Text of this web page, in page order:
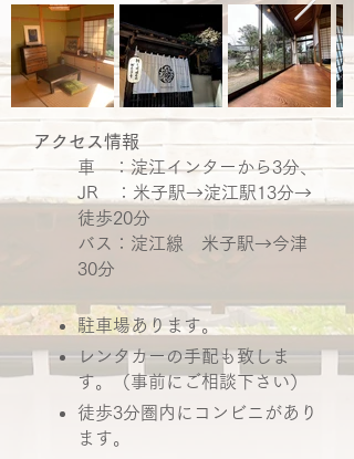
アクセス情報
車 ：淀江インターから3分、
JR ：米子駅→淀江駅13分→
徒歩20分
バス：淀江線 米子駅→今津
30分
駐車場あります。
レンタカーの手配も致しま
す。（事前にご相談下さい）
徒歩3分圏内にコンビニがあり
ます。